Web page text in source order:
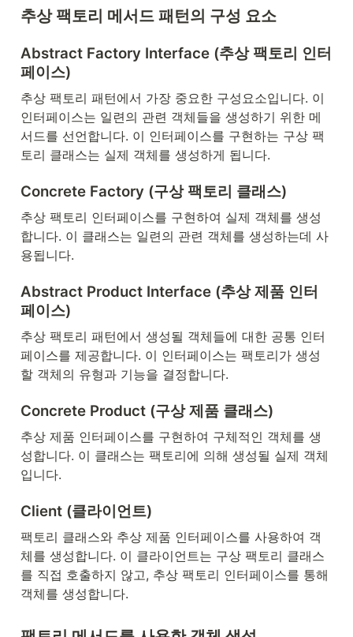
추상 팩토리 메서드 패턴의 구성 요소
Abstract Factory Interface (추상 팩토리 인터
페이스)
추상 팩토리 패턴에서 가장 중요한 구성요소입니다. 이
인터페이스는 일련의 관련 객체들을 생성하기 위한 메
서드를 선언합니다. 이 인터페이스를 구현하는 구상 팩
토리 클래스는 실제 객체를 생성하게 됩니다.
Concrete Factory (구상 팩토리 클래스)
추상 팩토리 인터페이스를 구현하여 실제 객체를 생성
합니다. 이 클래스는 일련의 관련 객체를 생성하는데 사
용됩니다.
Abstract Product Interface (추상 제품 인터
페이스)
추상 팩토리 패턴에서 생성될 객체들에 대한 공통 인터
페이스를 제공합니다. 이 인터페이스는 팩토리가 생성
할 객체의 유형과 기능을 결정합니다.
Concrete Product (구상 제품 클래스)
추상 제품 인터페이스를 구현하여 구체적인 객체를 생
성합니다. 이 클래스는 팩토리에 의해 생성될 실제 객체
입니다.
Client (클라이언트)
팩토리 클래스와 추상 제품 인터페이스를 사용하여 객
체를 생성합니다. 이 클라이언트는 구상 팩토리 클래스
를 직접 호출하지 않고, 추상 팩토리 인터페이스를 통해
객체를 생성합니다.